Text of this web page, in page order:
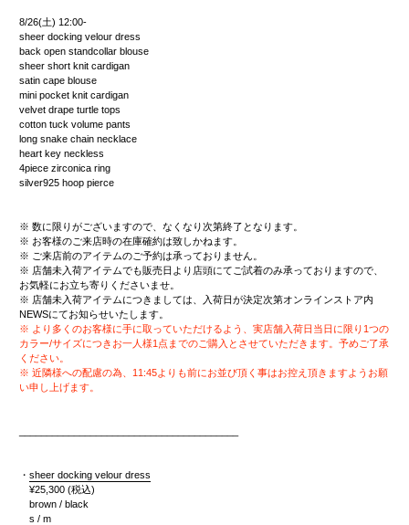
8/26(土) 12:00-
sheer docking velour dress
back open standcollar blouse
sheer short knit cardigan
satin cape blouse
mini pocket knit cardigan
velvet drape turtle tops
cotton tuck volume pants
long snake chain necklace
heart key neckless
4piece zirconica ring
silver925 hoop pierce
※ 数に限りがございますので、なくなり次第終了となります。
※ お客様のご来店時の在庫確約は致しかねます。
※ ご来店前のアイテムのご予約は承っておりません。
※ 店舗未入荷アイテムでも販売日より店頭にてご試着のみ承っておりますので、
お気軽にお立ち寄りくださいませ。
※ 店舗未入荷アイテムにつきましては、入荷日が決定次第オンラインストア内
NEWSにてお知らせいたします。
※ より多くのお客様に手に取っていただけるよう、実店舗入荷日当日に限り1つの
カラー/サイズにつきお一人様1点までのご購入とさせていただきます。予めご了承
ください。
※ 近隣様への配慮の為、11:45よりも前にお並び頂く事はお控え頂きますようお願
い申し上げます。
・ sheer docking velour dress
¥25,300 (税込)
brown / black
s / m